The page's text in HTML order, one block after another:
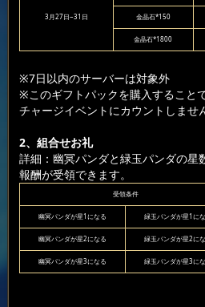
3月27日~31日 金晶石*150
金晶石*1800
※7日以内のサーバーは対象外
※このギフトパックを購入すること
チャージイベントにカウントしませ
2、組合せお礼
詳細：幽冥パンダと緑玉パンダの星
報酬が受領できます。
受領条件
幽冥パンダが星1になる 緑玉パンダが星1に
幽冥パンダが星2になる 緑玉パンダが星2に
幽冥パンダが星3になる 緑玉パンダが星3に